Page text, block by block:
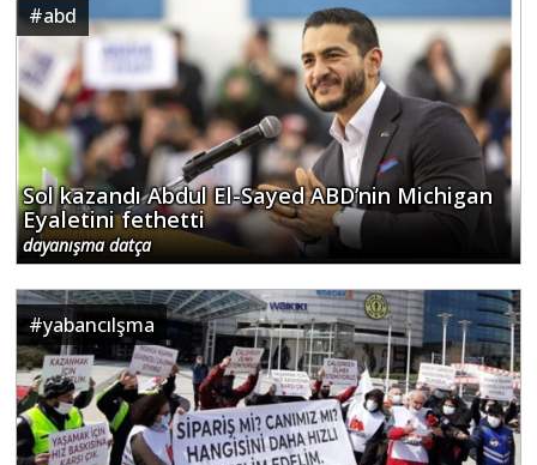
#abd
Sol kazandı Abdul El-Sayed ABD’nin Michigan
Eyaletini fethetti
dayanışma datça
#yabancılşma